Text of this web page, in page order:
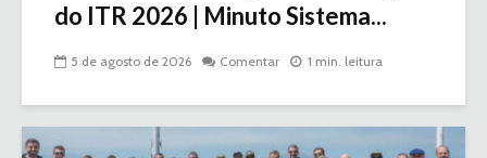
do ITR 2026 | Minuto Sistema...
5 de agosto de 2026 Comentar 1 min. leitura